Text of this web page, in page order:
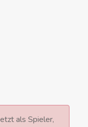
als Spieler,